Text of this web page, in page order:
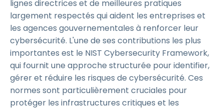
lignes directrices et de meilleures pratiques
largement respectés qui aident les entreprises et
les agences gouvernementales à renforcer leur
cybersécurité. L'une de ses contributions les plus
importantes est le NIST Cybersecurity Framework,
qui fournit une approche structurée pour identifier,
gérer et réduire les risques de cybersécurité. Ces
normes sont particulièrement cruciales pour
protéger les infrastructures critiques et les